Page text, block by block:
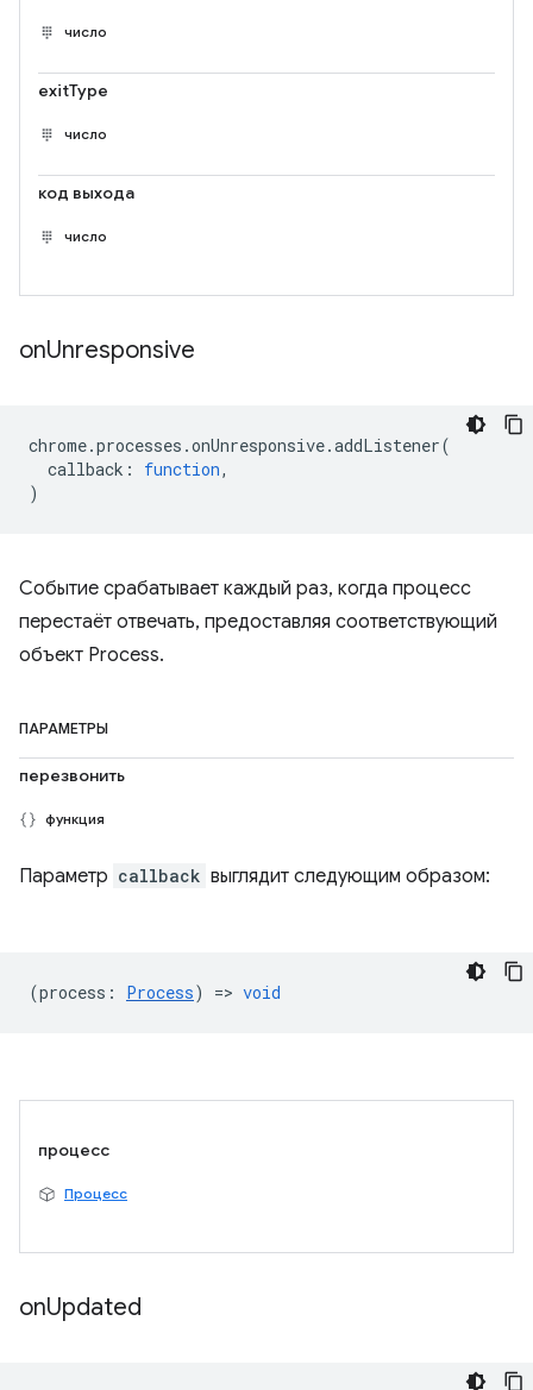
число
exitType
число
код выхода
число
onUnresponsive
chrome.processes .onUnresponsive.addListener(
callback : function,
)
Событие срабатывает каждый раз, когда процесс
перестаёт отвечать, предоставляя соответствующий
объект Process.
ПАРАМЕТРЫ
перезвонить
функция
Параметр callback выглядит следующим образом:
(process : Process) => void
процесс
Процесс
onUpdated